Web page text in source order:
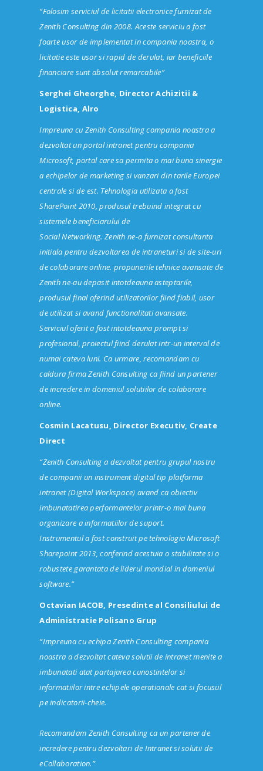
“Folosim serviciul de licitatiielectronice furnizat de
Zenith Consulting din 2008. Aceste serviciu a fost
foarteusorde implementat in compania noastra, o
licitatieeste usorsi rapid de derulat, iar beneficiile
financiare sunt absolut remarcabile”
Serghei Gheorghe, Director Achizitii &
Logistica, Alro
Impreuna cu Zenith Consulting compania noastra a
dezvoltat un portal intranet pentru compania
Microsoft, portal care sa permita o mai buna sinergie
a echipelor de marketing si vanzari din tarile Europei
centrale si de est. Tehnologia utilizata a fost
SharePoint 2010, produsul trebuind integrat cu
sistemele beneficiarului de
Social Networking. Zenith ne-a furnizat consultanta
initiala pentru dezvoltarea de intraneturi si de site-uri
de colaborare online. propunerile tehnice avansate de
Zenith ne-au depasit intotdeauna asteptarile,
produsul final oferind utilizatorilor fiind fiabil, usor
de utilizat si avand functionalitati avansate.
Serviciul oferit a fost intotdeauna prompt si
profesional, proiectul fiind derulat intr-un interval de
numai cateva luni. Ca urmare, recomandam cu
caldura firma Zenith Consulting ca fiind un partener
de incredere in domeniul solutiilor de colaborare
online.
Cosmin Lacatusu, Director Executiv, Create
Direct
“Zenith Consulting a dezvoltat pentru grupul nostru
de companii un instrument digital tip platforma
intranet (Digital Workspace) avand ca obiectiv
imbunatatirea performantelor printr-o mai buna
organizare a informatiilor de suport.
Instrumentul a fost construit pe tehnologia Microsoft
Sharepoint 2013, conferind acestuia o stabilitate si o
robustete garantata de liderul mondial in domeniul
software.”
Octavian IACOB, Presedinte al Consiliului de
Administratie Polisano Grup
“Impreuna cu echipa Zenith Consulting compania
noastra a dezvoltat cateva solutii de intranet menite a
imbunatati atat partajarea cunostintelor si
informatiilor intre echipele operationale cat si focusul
pe indicatorii-cheie.
Recomandam Zenith Consulting ca un partener de
incredere pentru dezvoltari de Intranet si solutii de
eCollaboration.”